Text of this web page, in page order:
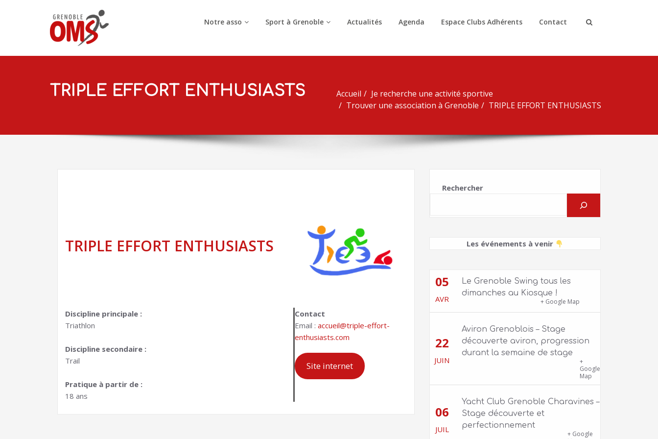
Notre asso Sport à Grenoble Actualités Agenda Espace Clubs Adhérents Contact
TRIPLE EFFORT ENTHUSIASTS Accueil
Je recherche une activité sportive
Trouver une association à Grenoble
TRIPLE EFFORT ENTHUSIASTS
TRIPLE EFFORT ENTHUSIASTS
Discipline principale :
Triathlon
Discipline secondaire :
Trail
Pratique à partir de :
18 ans
Contact
Email : accueil@triple-effort-
enthusiasts.com
Site internet
Rechercher
Les événements à venir
05
AVR
Le Grenoble Swing tous les
dimanches au Kiosque !
+ Google Map
22
JUIN
Aviron Grenoblois – Stage
découverte aviron, progression
durant la semaine de stage
+
Google
Map
06
JUIL
Yacht Club Grenoble Charavines –
Stage découverte et
perfectionnement
+ Google